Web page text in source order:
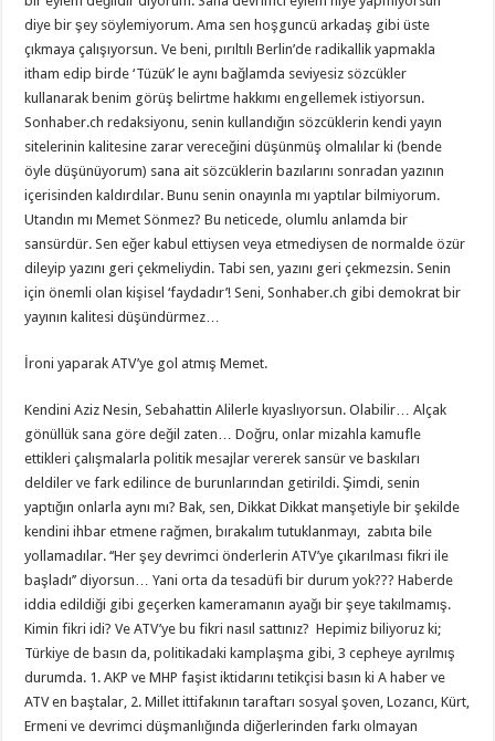
diye bir şey söylemiyorum. Ama sen hoşguncü arkadaş gibi üste
çıkmaya çalışıyorsun.Ve beni, pırıltılı Berlin’de radikallik yapmakla
itham edip birde ‘Tüzük’ le aynı bağlamda seviyesiz sözcükler
kullanarak benim görüş belirtme hakkımı engellemek istiyorsun.
Sonhaber.ch redaksiyonu, senin kullandığın sözcüklerin kendi yayın
sitelerinin kalitesine zarar vereceğini düşünmüş olmalılar ki (bende
öyle düşünüyorum) sana ait sözcüklerin bazılarını sonradan yazının
içerisinden kaldırdılar. Bunu senin onayınla mı yaptılar bilmiyorum.
Utandın mı Memet Sönmez? Bu neticede, olumlu anlamda bir
sansürdür. Sen eğer kabul ettiysen veya etmediysen de normalde özür
dileyip yazını geri çekmeliydin. Tabi sen, yazını geri çekmezsin. Senin
için önemli olan kişisel ‘faydadır’! Seni, Sonhaber.ch gibi demokrat bir
yayının kalitesi düşündürmez…
İroni yaparak ATV’ye gol atmış Memet.
Kendini Aziz Nesin, Sebahattin Alilerle kıyaslıyorsun. Olabilir… Alçak
gönüllük sana göre değil zaten… Doğru, onlar mizahla kamufle
ettikleri çalışmalarla politik mesajlar vererek sansür ve baskıları
deldiler ve fark edilince de burunlarından getirildi. Şimdi, senin
yaptığın onlarla aynı mı? Bak, sen, Dikkat Dikkat manşetiyle bir şekilde
kendini ihbar etmene rağmen, bırakalım tutuklanmayı, zabıta bile
yollamadılar. ‘‘Her şey devrimci önderlerin ATV’ye çıkarılması fikri ile
başladı’’ diyorsun… Yani orta da tesadüfi bir durum yok??? Haberde
iddia edildiği gibi geçerken kameramanın ayağı bir şeye takılmamış.
Kimin fikri idi? Ve ATV’ye bu fikri nasıl sattınız? Hepimiz biliyoruz ki;
Türkiye de basın da, politikadaki kamplaşma gibi, 3 cepheye ayrılmış
durumda. 1. AKP ve MHP faşist iktidarını tetikçisi basın ki A haber ve
ATV en baştalar, 2. Millet ittifakının taraftarı sosyal şoven, Lozancı, Kürt,
Ermeni ve devrimci düşmanlığında diğerlerinden farkı olmayan